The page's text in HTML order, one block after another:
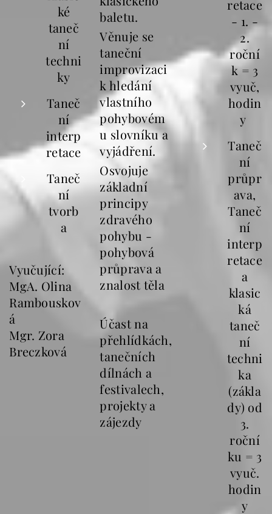
ké
taneč
ní
techni
ky
Taneč
ní
interp
retace
Taneč
ní
tvorb
a
Vyučující:
MgA. Olina
Rambouskov
á
Mgr. Zora
Breczková
baletu.
Věnuje se
taneční
improvizaci
k hledání
vlastního
pohybovém
u slovníku a
vyjádření.
Osvojuje
základní
principy
zdravého
pohybu -
pohybová
průprava a
znalost těla
Účast na
přehlídkách,
tanečních
dílnách a
festivalech,
projekty a
zájezdy
retace
- 1. -
2.
roční
k = 3
vyuč,
hodin
y
Taneč
ní
průpr
ava,
Taneč
ní
interp
retace
a
klasic
ká
taneč
ní
techni
ka
(zákla
dy) od
3.
roční
ku = 3
vyuč.
hodin
y